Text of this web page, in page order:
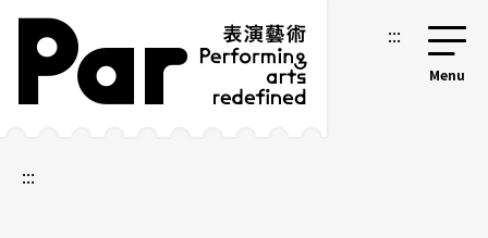
跳到主要內容區塊
網站導覽 :::
:::